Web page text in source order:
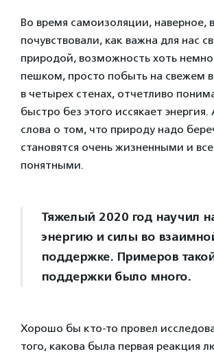
Во время самоизоляции, наверное,
почувствовали, как важна для нас
природой, возможность хоть
пешком, просто побыть на свежем
в четырех стенах, отчетливо
быстро без этого иссякает
слова о том, что природу надо
становятся очень жизненными и
понятными.
Тяжелый 2020 год научил
энергию и силы во
поддержке. Примеров
поддержки было много.
Хорошо бы кто-то провел
того, какова была первая реакция